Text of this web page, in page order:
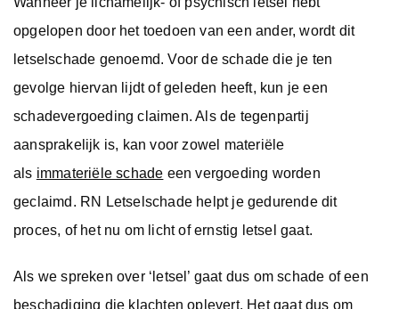
opgelopen door het toedoen van een ander, wordt dit
letselschade genoemd. Voor de schade die je ten
gevolge hiervan lijdt of geleden heeft, kun je een
schadevergoeding claimen. Als de tegenpartij
aansprakelijk is, kan voor zowel materiële
als immateriële schade een vergoeding worden
geclaimd. RN Letselschade helpt je gedurende dit
proces, of het nu om licht of ernstig letsel gaat.
Als we spreken over ‘letsel’ gaat dus om schade of een
beschadiging die klachten oplevert. Het gaat dus om